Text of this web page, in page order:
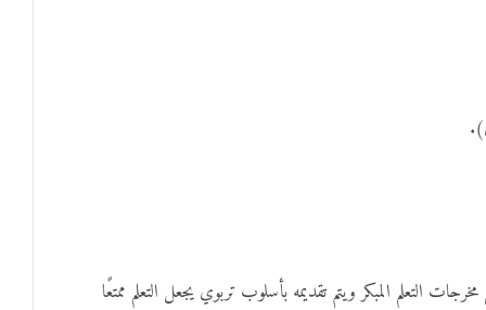
التعلم المبكر ويتم تقديمه بأسلوب تربوي يجعل التعلم ممتعًا